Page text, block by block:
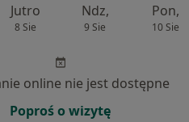
Jutro
8 Sie
Ndz,
9 Sie
Pon,
10 Sie
online nie jest dostępne
Poproś o wizytę